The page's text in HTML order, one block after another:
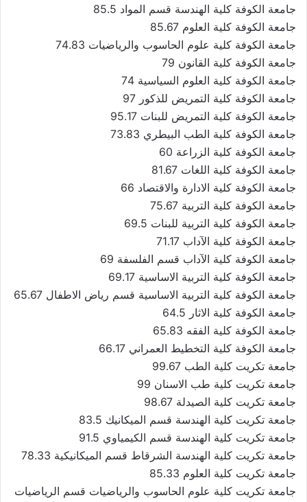
جامعة الكوفة كلية الهندسة قسم المواد 85.5
جامعة الكوفة كلية العلوم 85.67
جامعة الكوفة كلية علوم الحاسوب والرياضيات 74.83
جامعة الكوفة كلية القانون 79
جامعة الكوفة كلية العلوم السياسية 74
جامعة الكوفة كلية التمريض للذكور 97
جامعة الكوفة كلية التمريض للبنات 95.17
جامعة الكوفة كلية الطب البيطري 73.83
جامعة الكوفة كلية الزراعة 60
جامعة الكوفة كلية اللغات 81.67
جامعة الكوفة كلية الادارة والاقتصاد 66
جامعة الكوفة كلية التربية 75.67
جامعة الكوفة كلية التربية للبنات 69.5
جامعة الكوفة كلية الآداب 71.17
جامعة الكوفة كلية الآداب قسم الفلسفة 69
جامعة الكوفة كلية التربية الاساسية 69.17
جامعة الكوفة كلية التربية الاساسية قسم رياض الاطفال 65.67
جامعة الكوفة كلية الاثار 64.5
جامعة الكوفة كلية الفقه 65.83
جامعة الكوفة كلية التخطيط العمراني 66.17
جامعة تكريت كلية الطب 99.67
جامعة تكريت كلية طب الاسنان 99
جامعة تكريت كلية الصيدلة 98.67
جامعة تكريت كلية الهندسة قسم الميكانيك 83.5
جامعة تكريت كلية الهندسة قسم الكيمياوي 91.5
جامعة تكريت كلية الهندسة الشرقاط قسم الميكانيكية 78.33
جامعة تكريت كلية العلوم 85.33
جامعة تكريت كلية علوم الحاسوب والرياضيات قسم الرياضيات